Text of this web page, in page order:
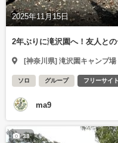
2025年11月15日
2年ぶりに滝沢園へ！友人と
[神奈川県] 滝沢園キャンプ場
ソロ グループ フリーサイト
ma9
38